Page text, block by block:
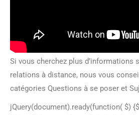
Si vous cherchez plus d’informations
relations à distance, nous vous
catégories Questions à se poser et
jQuery(document).ready(function( $)